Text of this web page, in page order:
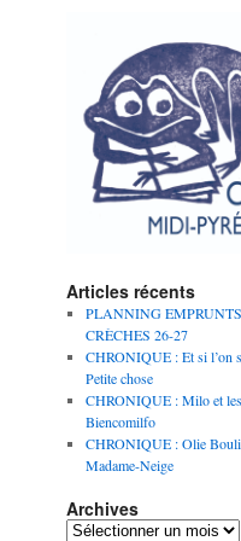
Articles récents
PLANNING
CRÈCHES 26-27
CHRONIQUE : Et si l’on
Petite chose
CHRONIQUE : Milo et les
Biencomilfo
CHRONIQUE : Olie
Madame-Neige
Archives
Archives